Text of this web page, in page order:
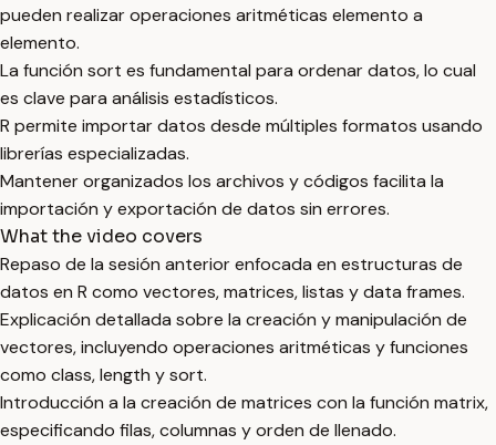
pueden realizar operaciones aritméticas elemento a
elemento.
La función sort es fundamental para ordenar datos, lo cual
es clave para análisis estadísticos.
R permite importar datos desde múltiples formatos usando
librerías especializadas.
Mantener organizados los archivos y códigos facilita la
importación y exportación de datos sin errores.
What the video covers
Repaso de la sesión anterior enfocada en estructuras de
datos en R como vectores, matrices, listas y data frames.
Explicación detallada sobre la creación y manipulación de
vectores, incluyendo operaciones aritméticas y funciones
como class, length y sort.
Introducción a la creación de matrices con la función matrix,
especificando filas, columnas y orden de llenado.